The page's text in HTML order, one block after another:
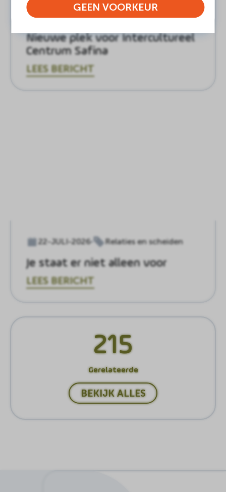
04-AUGUSTUS-2026 Land van Cuijk
Nieuwe plek voor Intercultureel
Centrum Safina
LEES BERICHT
22-JULI-2026 Relaties en scheiden
Je staat er niet alleen voor
LEES BERICHT
215
Gerelateerde
BEKIJK ALLES
GEEN VOORKEUR